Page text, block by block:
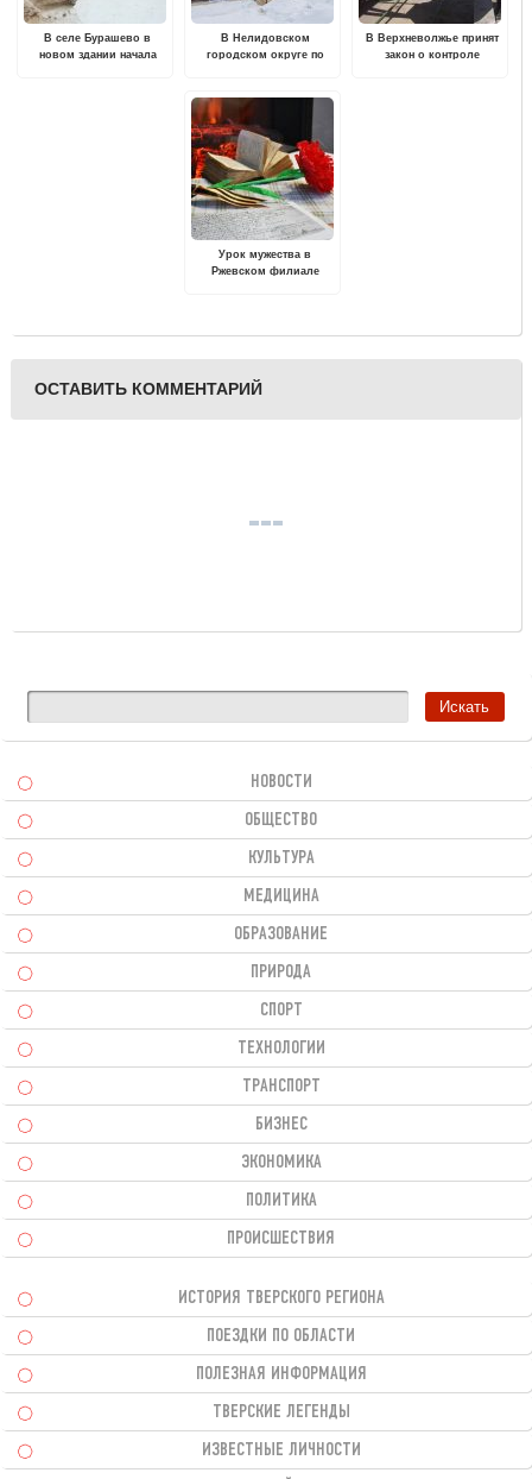
В селе Бурашево в
новом здании начала
В Нелидовском
городском округе по
отремонтирован
сельский Дом культуры
В Верхневолжье принят
закон о контроле
Урок мужества в
Ржевском филиале
ОСТАВИТЬ КОММЕНТАРИЙ
НОВОСТИ
ОБЩЕСТВО
КУЛЬТУРА
МЕДИЦИНА
ОБРАЗОВАНИЕ
ПРИРОДА
СПОРТ
ТЕХНОЛОГИИ
ТРАНСПОРТ
БИЗНЕС
ЭКОНОМИКА
ПОЛИТИКА
ПРОИСШЕСТВИЯ
ИСТОРИЯ ТВЕРСКОГО РЕГИОНА
ПОЕЗДКИ ПО ОБЛАСТИ
ПОЛЕЗНАЯ ИНФОРМАЦИЯ
ТВЕРСКИЕ ЛЕГЕНДЫ
ИЗВЕСТНЫЕ ЛИЧНОСТИ